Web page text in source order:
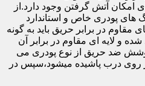
امکان آتش گرفتن وجود دارد.از
های پودری خاص و استاندارد
در برابر حریق باید به گونه
و لایه ای مقاوم در برابر آن
پوشش ضد حریق از نوع پودری می
روی درب پاشیده میشود،سپس در